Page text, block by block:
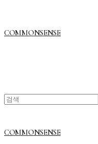
COMMONSENSE
COMMONSENSE